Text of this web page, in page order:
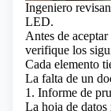
Ingeniero
LED.
Antes de
verifique los
Cada elemento
La falta de un
1. Informe de
La hoja de datos